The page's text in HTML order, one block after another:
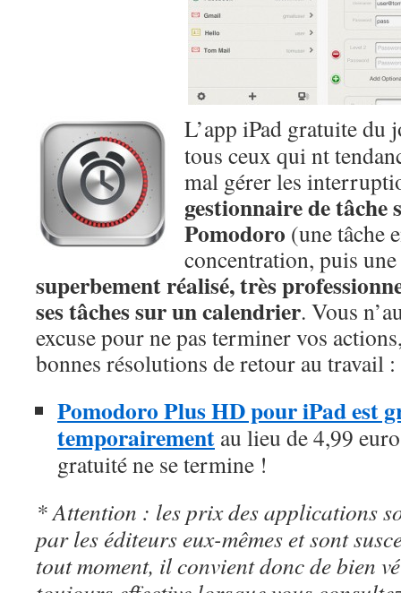
L’app iPad gratuite du
tous ceux qui nt
mal gérer les
gestionnaire de tâche
Pomodoro (une tâche
concentration, puis une
superbement réalisé, très
ses tâches sur un calendrier. Vous
excuse pour ne pas terminer vos
bonnes résolutions de retour au travail :
Pomodoro Plus HD pour iPad est
temporairement au lieu de 4,99
gratuité ne se termine !
* Attention : les prix des applications
par les éditeurs eux-mêmes et sont
tout moment, il convient donc de bien